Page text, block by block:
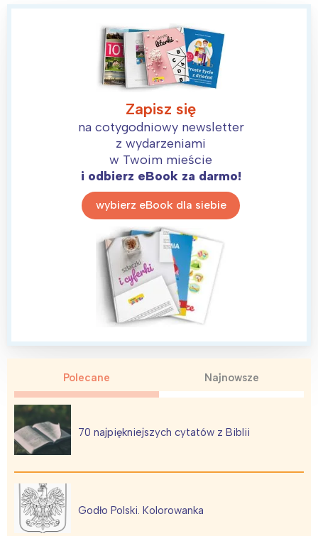
Zapisz się
na cotygodniowy newsletter
z wydarzeniami
w Twoim mieście
i odbierz eBook za darmo!
wybierz eBook dla siebie
Polecane Najnowsze
70 najpiękniejszych cytatów z Biblii
Godło Polski. Kolorowanka